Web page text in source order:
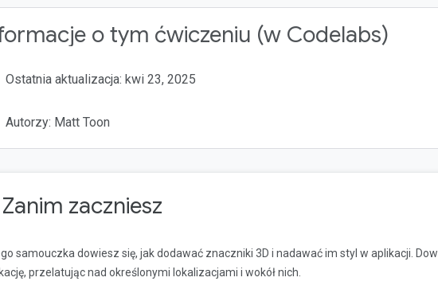
Maps Platform Web Maps JavaScript API
o tym ćwiczeniu (w Codelabs)
Ostatnia aktualizacja: kwi 23, 2025
Autorzy: Matt Toon
zaczniesz
samouczka dowiesz się, jak dodawać znaczniki 3D i nadawać im styl w aplikacji.
przelatując nad określonymi lokalizacjami i wokół nich.